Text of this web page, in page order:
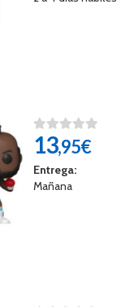
13,95€
Entrega:
Mañana